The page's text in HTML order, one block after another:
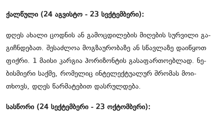
ქალ­წუ­ლი (24 აგ­ვის­ტო - 23 სექ­ტემ­ბე­რი):
დღეს ახა­ლი ცოდ­ნის ან გა­მოც­დი­ლე­ბის მი­ღე­ბის სურ­ვი­ლი გა­
გიჩ­ნდე­ბათ. შე­საძ­ლოა მოგ­ზა­უ­რო­ბა­ზე ან სწავ­ლა­ზე და­ი­წყოთ
ფიქ­რი. 1 მა­ი­სი კარ­გია ჰო­რი­ზონ­ტის გა­სა­ფარ­თო­ებ­ლად. ნე­
ბის­მი­ე­რი საქ­მე, რო­მე­ლიც ინ­ტე­ლექ­ტუ­ა­ლურ შრო­მას მო­ი­
თხოვს, დღეს წარ­მა­ტე­ბით დას­რულ­დე­ბა.
სას­წო­რი (24 სექ­ტემ­ბე­რი - 23 ოქ­ტომ­ბე­რი):